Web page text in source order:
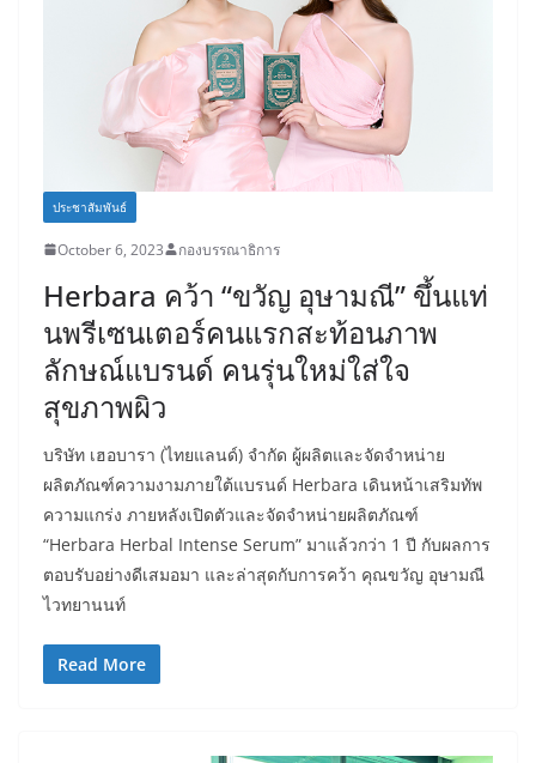
ประชาสัมพันธ์
October 6, 2023 กองบรรณาธิการ
Herbara คว้า “ขวัญ อุษามณี” ขึ้นแท่
นพรีเซนเตอร์คนแรกสะท้อนภาพ
ลักษณ์แบรนด์ คนรุ่นใหม่ใส่ใจ
สุขภาพผิว
บริษัท เฮอบารา (ไทยแลนด์) จำกัด ผู้ผลิตและจัดจำหน่าย
ผลิตภัณฑ์ความงามภายใต้แบรนด์ Herbara เดินหน้าเสริมทัพ
ความแกร่ง ภายหลังเปิดตัวและจัดจำหน่ายผลิตภัณฑ์
“Herbara Herbal Intense Serum” มาแล้วกว่า 1 ปี กับผลการ
ตอบรับอย่างดีเสมอมา และล่าสุดกับการคว้า คุณขวัญ อุษามณี
ไวทยานนท์
Read More